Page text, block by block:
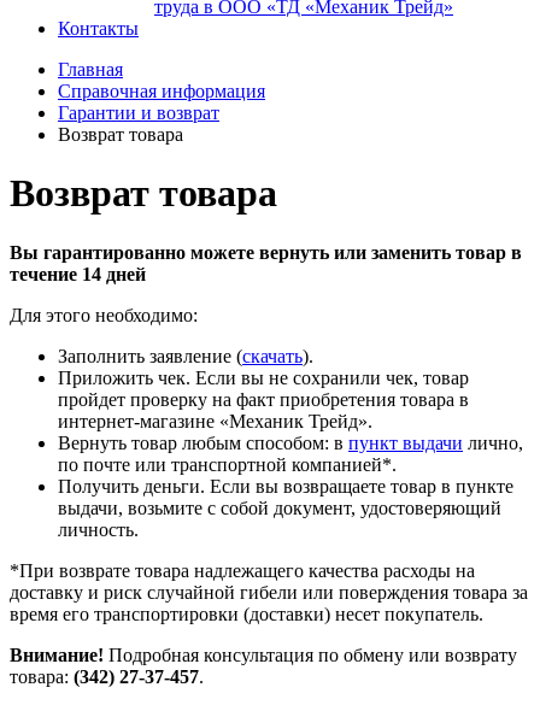
труда в ООО «ТД «Механик Трейд»
Контакты
Главная
Справочная информация
Гарантии и возврат
Возврат товара
Возврат товара
Вы гарантированно можете вернуть или заменить товар в
течение 14 дней
Для этого необходимо:
Заполнить заявление (скачать).
Приложить чек. Если вы не сохранили чек, товар
пройдет проверку на факт приобретения товара в
интернет-магазине «Механик Трейд».
Вернуть товар любым способом: в пункт выдачи лично,
по почте или транспортной компанией*.
Получить деньги. Если вы возвращаете товар в пункте
выдачи, возьмите с собой документ, удостоверяющий
личность.
*При возврате товара надлежащего качества расходы на
доставку и риск случайной гибели или поверждения товара за
время его транспортировки (доставки) несет покупатель.
Внимание! Подробная консультация по обмену или возврату
товара: (342) 27-37-457.